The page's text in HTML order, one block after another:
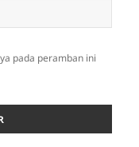
pada peramban ini